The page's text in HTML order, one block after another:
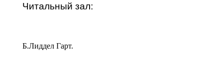
Читальный зал:
Б.Лиддел Гарт.